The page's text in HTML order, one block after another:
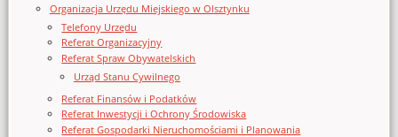
Organizacja Urzędu Miejskiego w Olsztynku
Telefony Urzędu
Referat Organizacyjny
Referat Spraw Obywatelskich
Urząd Stanu Cywilnego
Referat Finansów i Podatków
Referat Inwestycji i Ochrony Środowiska
Referat Gospodarki Nieruchomościami i Planowania